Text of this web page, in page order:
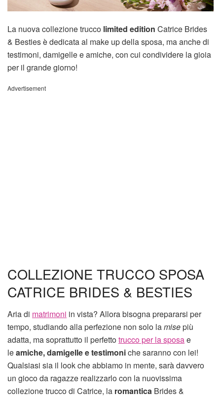
La nuova collezione trucco limited edition Catrice Brides
& Besties è dedicata al make up della sposa, ma anche di
testimoni, damigelle e amiche, con cui condividere la gioia
per il grande giorno!
Advertisement
COLLEZIONE TRUCCO SPOSA
CATRICE BRIDES & BESTIES
Aria di matrimoni in vista? Allora bisogna prepararsi per
tempo, studiando alla perfezione non solo lamisepiù
adatta, ma soprattutto il perfettotrucco per la sposae
leamiche, damigelle e testimoniche saranno con lei!
Qualsiasi sia il look che abbiamo in mente, sarà davvero
un gioco da ragazze realizzarlo con la nuovissima
collezione trucco di Catrice, la romantica Brides &